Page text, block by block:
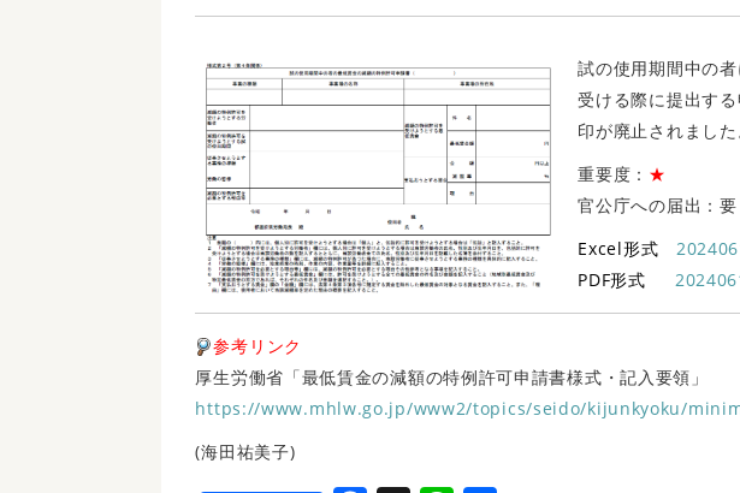
試の使用期間中の
受ける際に提出す
印が廃止されました
重要度： ★
官公庁への届出：要
Excel形式
PDF形式
参考リンク
厚生労働省「最低賃金の減額の特例許可申請書様式・記入要領」
https://www.mhlw.go.jp/www2/topics/seido/kijunkyoku/
(海田祐美子)